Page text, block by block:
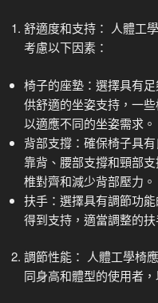
舒適度和支持： 人體工
考慮以下因素：
椅子的座墊：選擇具有
供舒適的坐姿支持，一
以適應不同的坐姿需求。
背部支撐：確保椅子具
靠背、腰部支撐和頸部
椎對齊和減少背部壓力。
扶手：選擇具有調節功
得到支持，適當調整的
調節性能： 人體工學椅
同身高和體型的使用者